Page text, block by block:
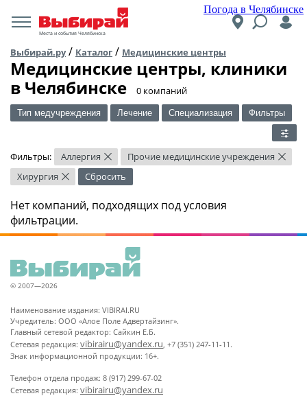
Погода в Челябинске
Места и события Челябинска
Выбирай.ру/ Каталог / Медицинские центры
Медицинские центры, клиники
в Челябинске
​0 компаний
Тип медучреждения Лечение Специализация Фильтры
Фильтры: Аллергия × Прочие медицинские учреждения ×
Хирургия × Сбросить
Нет компаний, подходящих под условия
фильтрации.
© 2007—2026
Наименование издания: VIBIRAI.RU
Учредитель: ООО «Алое Поле Адвертайзинг».
Главный сетевой редактор: Сайкин Е.Б.
Сетевая редакция: vibirairu@yandex.ru, +7 (351) 247-11-11.
Знак информационной продукции: 16+.
Телефон отдела продаж: 8 (917) 299-67-02
Сетевая редакция: vibirairu@yandex.ru